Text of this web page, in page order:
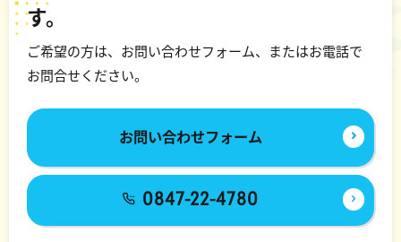
す。
ご希望の方は、お問い合わせフォーム、またはお電話で
お問合せください。
お問い合わせフォーム
0847-22-4780